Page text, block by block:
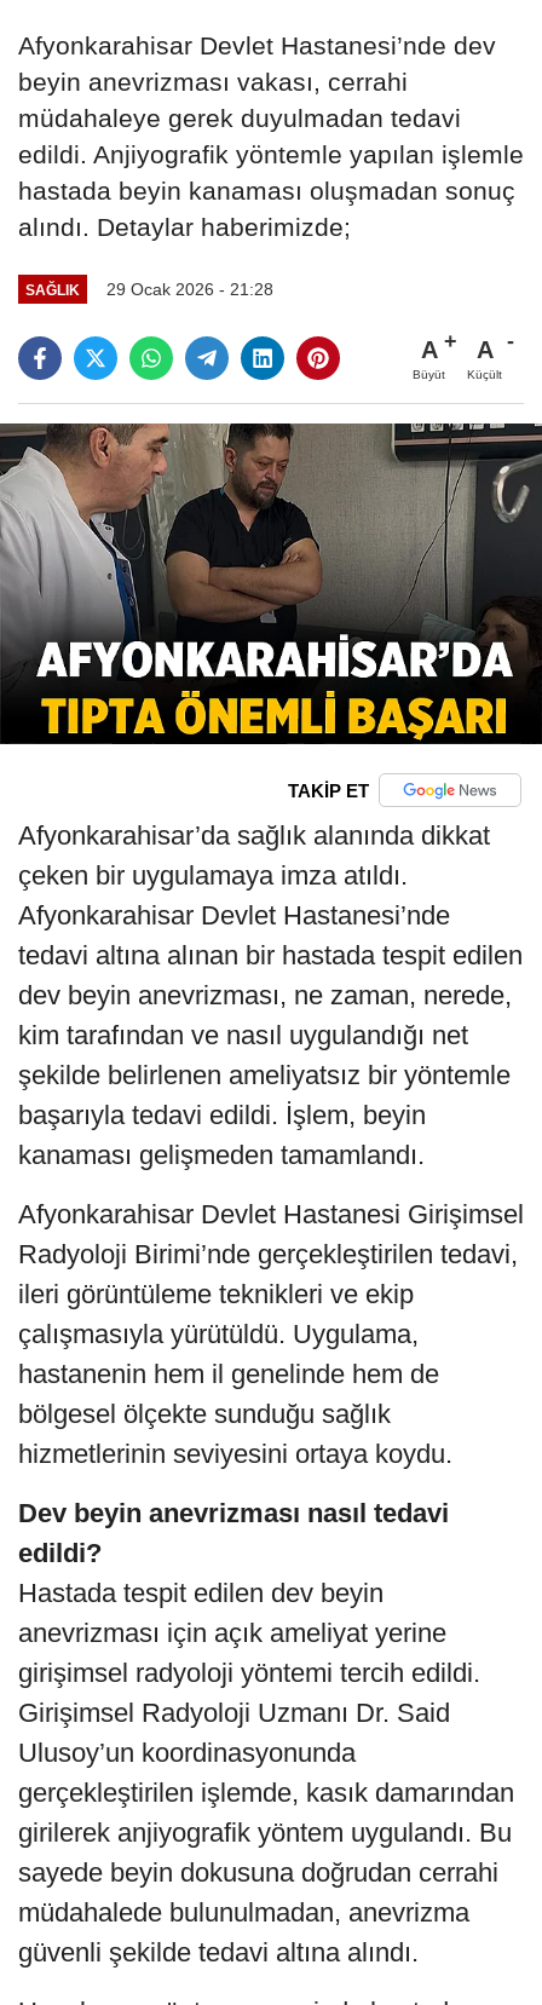
Afyonkarahisar Devlet Hastanesi’nde dev
beyin anevrizması vakası, cerrahi
müdahaleye gerek duyulmadan tedavi
edildi. Anjiyografik yöntemle yapılan işlemle
hastada beyin kanaması oluşmadan sonuç
alındı. Detaylar haberimizde;
SAĞLIK 29 Ocak 2026 - 21:28
A
Büyüt
A
Küçült
TAKİP ET
Afyonkarahisar’da sağlık alanında dikkat
çeken bir uygulamaya imza atıldı.
Afyonkarahisar Devlet Hastanesi’nde
tedavi altına alınan bir hastada tespit edilen
dev beyin anevrizması, ne zaman, nerede,
kim tarafından ve nasıl uygulandığı net
şekilde belirlenen ameliyatsız bir yöntemle
başarıyla tedavi edildi. İşlem, beyin
kanaması gelişmeden tamamlandı.
Afyonkarahisar Devlet Hastanesi Girişimsel
Radyoloji Birimi’nde gerçekleştirilen tedavi,
ileri görüntüleme teknikleri ve ekip
çalışmasıyla yürütüldü. Uygulama,
hastanenin hem il genelinde hem de
bölgesel ölçekte sunduğu sağlık
hizmetlerinin seviyesini ortaya koydu.
Dev beyin anevrizması nasıl tedavi
edildi?
Hastada tespit edilen dev beyin
anevrizması için açık ameliyat yerine
girişimsel radyoloji yöntemi tercih edildi.
Girişimsel Radyoloji Uzmanı Dr. Said
Ulusoy’un koordinasyonunda
gerçekleştirilen işlemde, kasık damarından
girilerek anjiyografik yöntem uygulandı. Bu
sayede beyin dokusuna doğrudan cerrahi
müdahalede bulunulmadan, anevrizma
güvenli şekilde tedavi altına alındı.